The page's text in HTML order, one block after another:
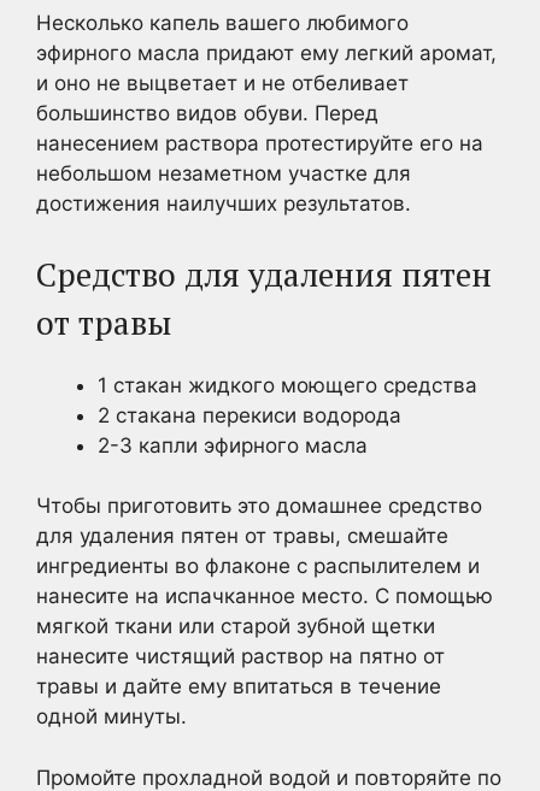
Несколько капель вашего любимого
эфирного масла придают ему легкий аромат,
и оно не выцветает и не отбеливает
большинство видов обуви. Перед
нанесением раствора протестируйте его на
небольшом незаметном участке для
достижения наилучших результатов.
Средство для удаления пятен
от травы
1 стакан жидкого моющего средства
2 стакана перекиси водорода
2-3 капли эфирного масла
Чтобы приготовить это домашнее средство
для удаления пятен от травы, смешайте
ингредиенты во флаконе с распылителем и
нанесите на испачканное место. С помощью
мягкой ткани или старой зубной щетки
нанесите чистящий раствор на пятно от
травы и дайте ему впитаться в течение
одной минуты.
Промойте прохладной водой и повторяйте по